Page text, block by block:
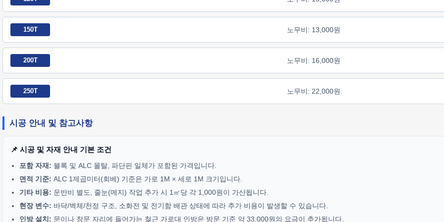
150T 노무비: 13,000원
200T 노무비: 16,000원
250T 노무비: 22,000원
시공 안내 및 참고사항
📌 시공 및 자재 안내 기본 조건
포함 자재: 블록 및 ALC 몰탈, 파단핀 일체가 포함된 가격입니다.
면적 기준: ALC 1제곱미터(회베) 기준은 가로 1M × 세로 1M 크기입니다.
기타 비용: 운반비 별도, 줄눈(메지) 작업 추가 시 1㎡당 각 1,000원이 가산됩니다.
현장 변수: 바닥/벽체/천정 구조, 소화전 및 전기함 배관 상태에 따라 추가 비용이 발생할 수 있습니다.
인방 설치: 문이나 창문 자리에 들어가는 철근 가로대 인방은 방문 기준 약 33,000원의 요금이 추가됩니다.